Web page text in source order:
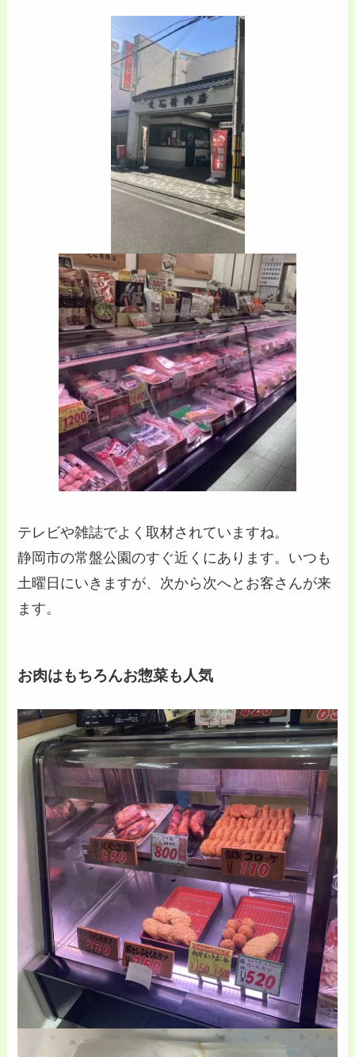
テレビや雑誌でよく取材されていますね。
静岡市の常盤公園のすぐ近くにあります。いつも
土曜日にいきますが、次から次へとお客さんが来
ます。
お肉はもちろんお惣菜も人気